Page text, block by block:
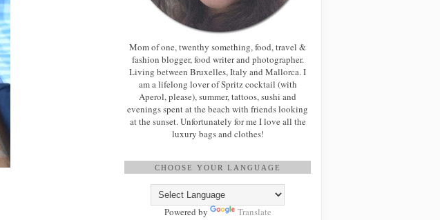
Mom of one, twenthy something, food, travel &
fashion blogger, food writer and photographer.
Living between Bruxelles, Italy and Mallorca. I
am a lifelong lover of Spritz cocktail (with
Aperol, please), summer, tattoos, sushi and
evenings spent at the beach with friends looking
at the sunset. Unfortunately for me I love all the
luxury bags and clothes!
CHOOSE YOUR LANGUAGE
Powered by Translate